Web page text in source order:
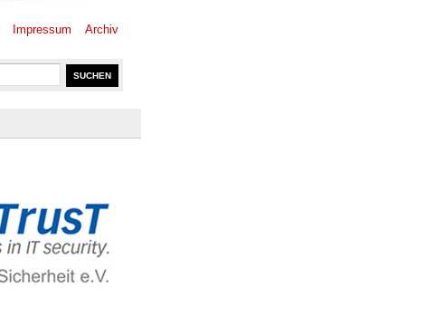
Impressum Archiv